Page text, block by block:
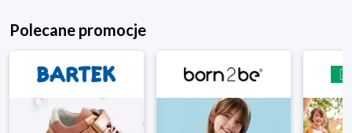
Polecane promocje